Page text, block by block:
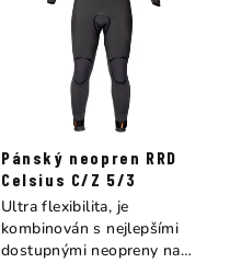
Pánský neopren RRD
Celsius C/Z 5/3
Ultra flexibilita, je
kombinován s nejlepšími
dostupnými neopreny na